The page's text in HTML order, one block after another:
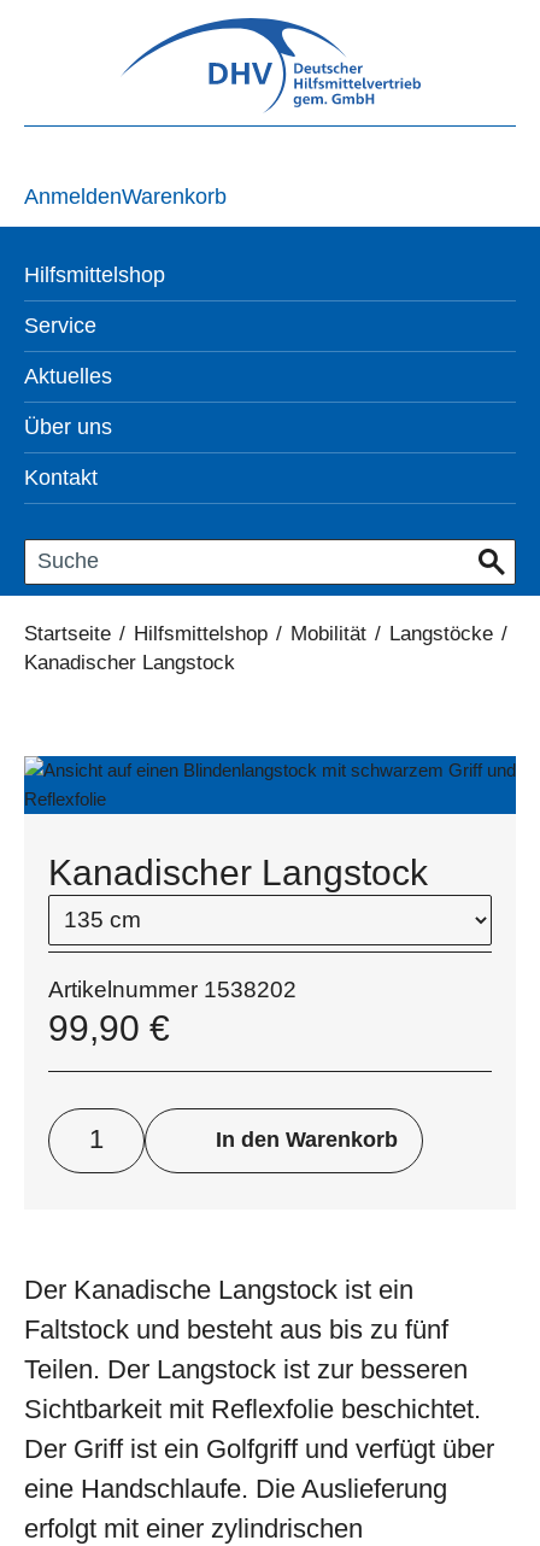
AnmeldenWarenkorb
Hilfsmittelshop
Service
Aktuelles
Über uns
Kontakt
Startseite / Hilfsmittelshop / Mobilität / Langstöcke /
Kanadischer Langstock
Kanadischer Langstock
Artikelnummer 1538202
99,90 €
In den Warenkorb
Der Kanadische Langstock ist ein
Faltstock und besteht aus bis zu fünf
Teilen. Der Langstock ist zur besseren
Sichtbarkeit mit Reflexfolie beschichtet.
Der Griff ist ein Golfgriff und verfügt über
eine Handschlaufe. Die Auslieferung
erfolgt mit einer zylindrischen